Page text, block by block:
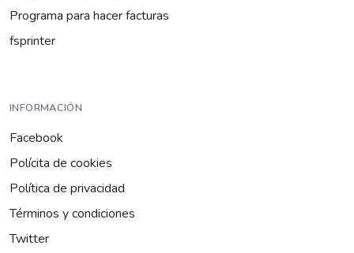
Programa para hacer facturas
fsprinter
INFORMACIÓN
Facebook
Polícita de cookies
Política de privacidad
Términos y condiciones
Twitter